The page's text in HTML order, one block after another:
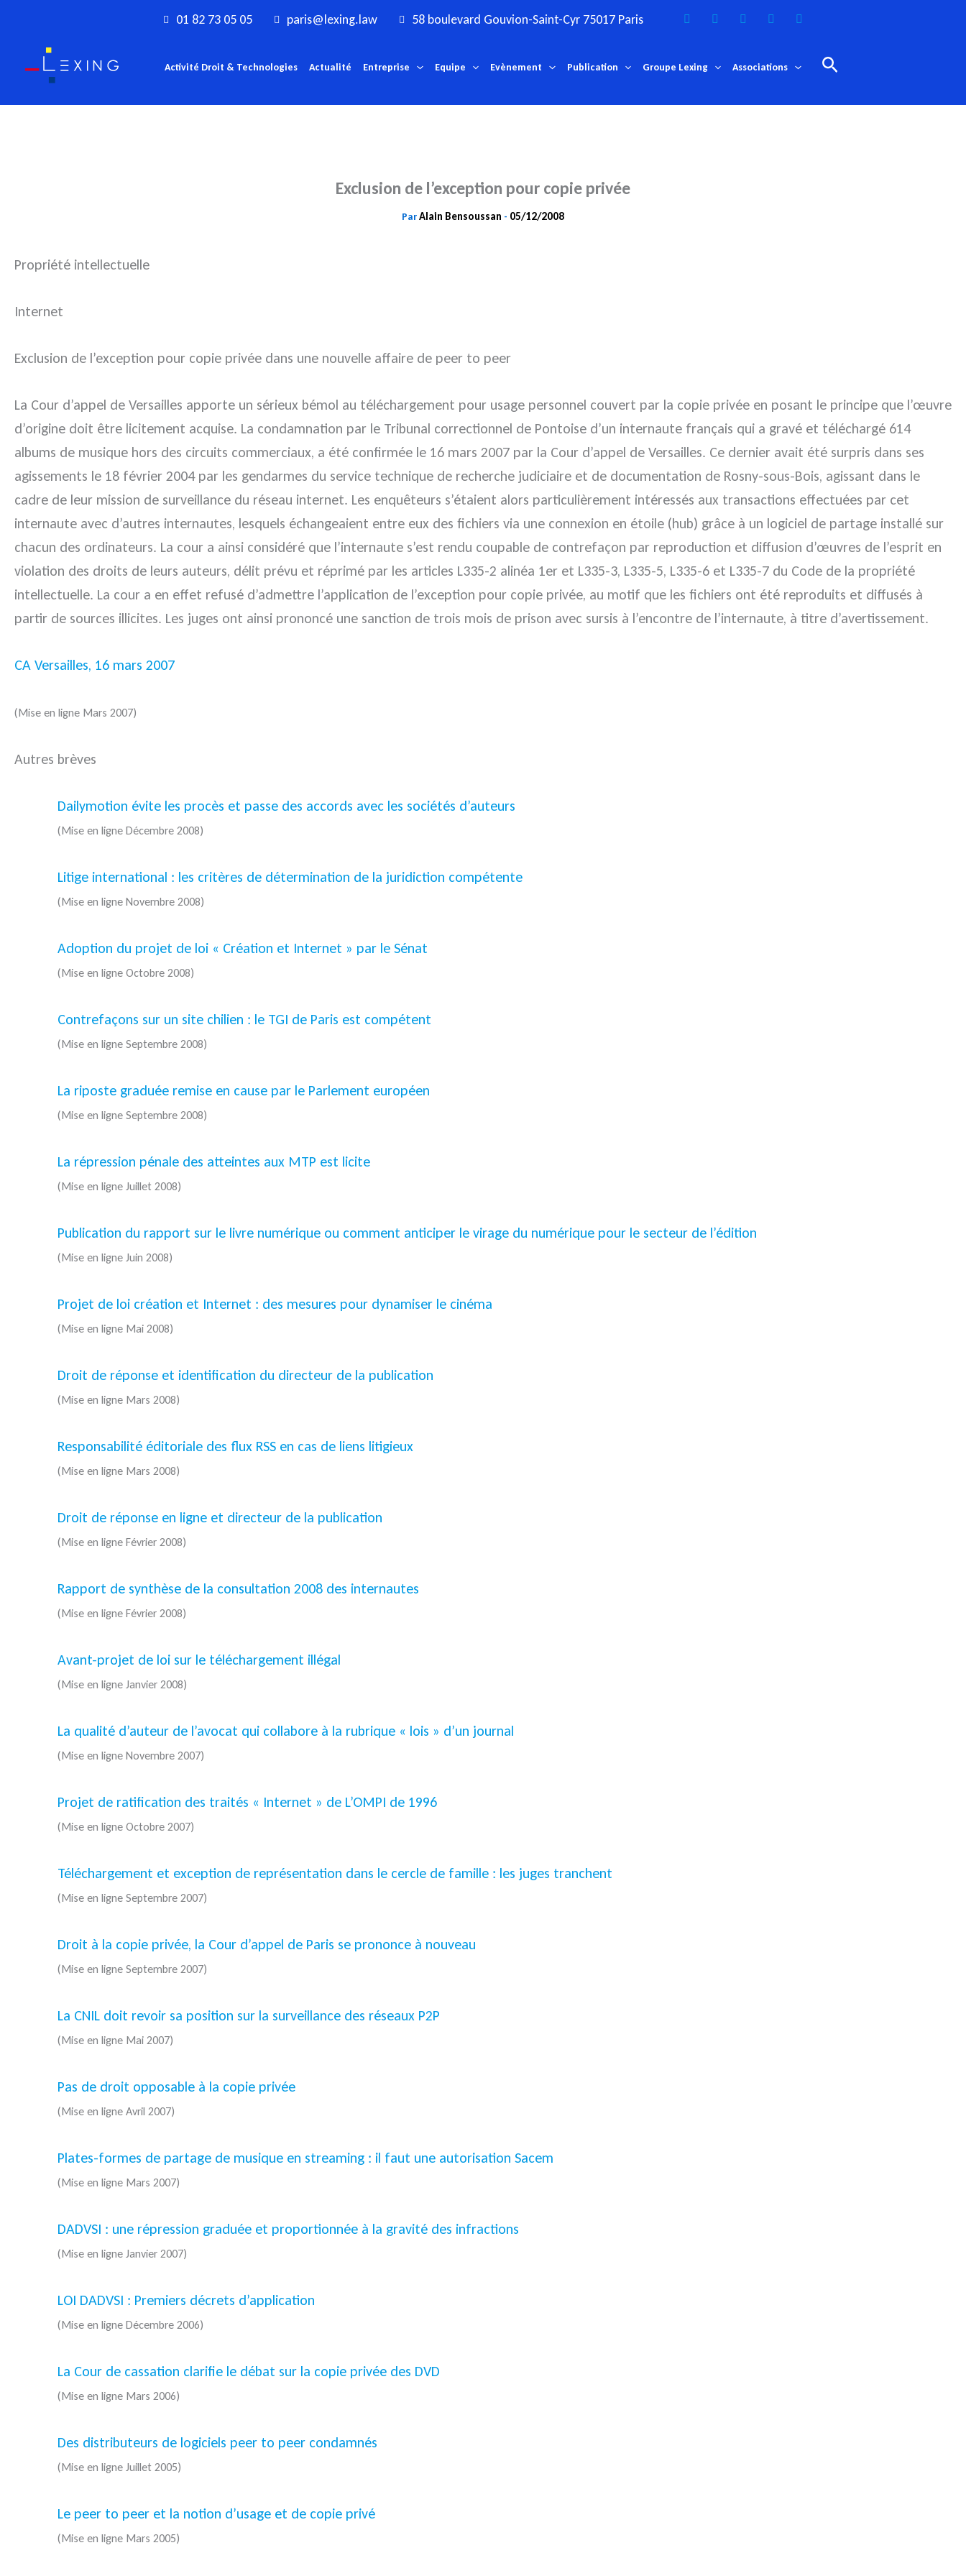
contenu
01 82 73 05 05 paris@lexing.law 58 boulevard Gouvion-Saint-Cyr 75017 Paris
Activité Droit & Technologies Actualité Entreprise Equipe Evènement Publication Groupe Lexing Associations Rechercher
Exclusion de l’exception pour copie privée
ParAlain Bensoussan - 05/12/2008
Propriété intellectuelle
Internet
Exclusion de l’exception pour copie privée dans une nouvelle affaire de peer to peer
La Cour d’appel de Versailles apporte un sérieux bémol au téléchargement pour usage personnel couvert par la copie privée en posant le principe que l’œuvre
d’origine doit être licitement acquise. La condamnation par le Tribunal correctionnel de Pontoise d’un internaute français qui a gravé et téléchargé 614
albums de musique hors des circuits commerciaux, a été confirmée le 16 mars 2007 par la Cour d’appel de Versailles. Ce dernier avait été surpris dans ses
agissements le 18 février 2004 par les gendarmes du service technique de recherche judiciaire et de documentation de Rosny-sous-Bois, agissant dans le
cadre de leur mission de surveillance du réseau internet. Les enquêteurs s’étaient alors particulièrement intéressés aux transactions effectuées par cet
internaute avec d’autres internautes, lesquels échangeaient entre eux des fichiers via une connexion en étoile (hub) grâce à un logiciel de partage installé sur
chacun des ordinateurs. La cour a ainsi considéré que l’internaute s’est rendu coupable de contrefaçon par reproduction et diffusion d’œuvres de l’esprit en
violation des droits de leurs auteurs, délit prévu et réprimé par les articles L335-2 alinéa 1er et L335-3, L335-5, L335-6 et L335-7 du Code de la propriété
intellectuelle. La cour a en effet refusé d’admettre l’application de l’exception pour copie privée, au motif que les fichiers ont été reproduits et diffusés à
partir de sources illicites. Les juges ont ainsi prononcé une sanction de trois mois de prison avec sursis à l’encontre de l’internaute, à titre d’avertissement.
CA Versailles, 16 mars 2007
(Mise en ligne Mars 2007)
Autres brèves
Dailymotion évite les procès et passe des accords avec les sociétés d’auteurs
(Mise en ligne Décembre 2008)
Litige international : les critères de détermination de la juridiction compétente
(Mise en ligne Novembre 2008)
Adoption du projet de loi « Création et Internet » par le Sénat
(Mise en ligne Octobre 2008)
Contrefaçons sur un site chilien : le TGI de Paris est compétent
(Mise en ligne Septembre 2008)
La riposte graduée remise en cause par le Parlement européen
(Mise en ligne Septembre 2008)
La répression pénale des atteintes aux MTP est licite
(Mise en ligne Juillet 2008)
Publication du rapport sur le livre numérique ou comment anticiper le virage du numérique pour le secteur de l’édition
(Mise en ligne Juin 2008)
Projet de loi création et Internet : des mesures pour dynamiser le cinéma
(Mise en ligne Mai 2008)
Droit de réponse et identification du directeur de la publication
(Mise en ligne Mars 2008)
Responsabilité éditoriale des flux RSS en cas de liens litigieux
(Mise en ligne Mars 2008)
Droit de réponse en ligne et directeur de la publication
(Mise en ligne Février 2008)
Rapport de synthèse de la consultation 2008 des internautes
(Mise en ligne Février 2008)
Avant-projet de loi sur le téléchargement illégal
(Mise en ligne Janvier 2008)
La qualité d’auteur de l’avocat qui collabore à la rubrique « lois » d’un journal
(Mise en ligne Novembre 2007)
Projet de ratification des traités « Internet » de L’OMPI de 1996
(Mise en ligne Octobre 2007)
Téléchargement et exception de représentation dans le cercle de famille : les juges tranchent
(Mise en ligne Septembre 2007)
Droit à la copie privée, la Cour d’appel de Paris se prononce à nouveau
(Mise en ligne Septembre 2007)
La CNIL doit revoir sa position sur la surveillance des réseaux P2P
(Mise en ligne Mai 2007)
Pas de droit opposable à la copie privée
(Mise en ligne Avril 2007)
Plates-formes de partage de musique en streaming : il faut une autorisation Sacem
(Mise en ligne Mars 2007)
DADVSI : une répression graduée et proportionnée à la gravité des infractions
(Mise en ligne Janvier 2007)
LOI DADVSI : Premiers décrets d’application
(Mise en ligne Décembre 2006)
La Cour de cassation clarifie le débat sur la copie privée des DVD
(Mise en ligne Mars 2006)
Des distributeurs de logiciels peer to peer condamnés
(Mise en ligne Juillet 2005)
Le peer to peer et la notion d’usage et de copie privé
(Mise en ligne Mars 2005)